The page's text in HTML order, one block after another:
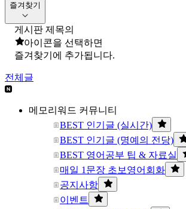
즐겨찾기
게시판 제목의
아이콘을 선택하면
즐겨찾기에 추가됩니다.
전체글
메모리워드 커뮤니티
BEST 인기글 (실시간)
BEST 인기글 (명예의 전당)
BEST 영어공부 팁 & 자료실
매일 1문장 초보영어회화
공지사항
이벤트